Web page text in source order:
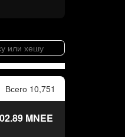
Всего 10,751
MNEE